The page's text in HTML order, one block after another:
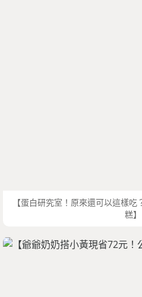
【蛋白研究室！原來還可以這樣
糕】